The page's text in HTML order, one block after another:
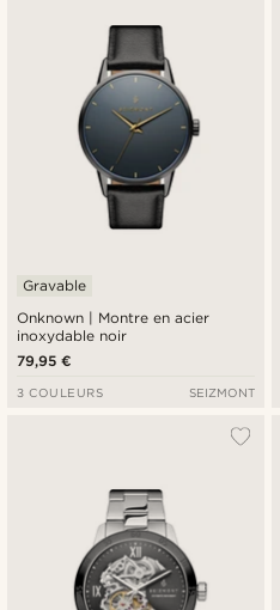
Onknown | Montre en acier
inoxydable noir
Gravable
79,95 €
3 COULEURS SEIZMONT